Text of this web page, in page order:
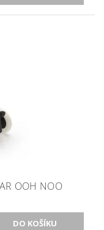
OOH NOO